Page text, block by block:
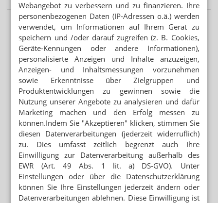
Webangebot zu verbessern und zu finanzieren. Ihre
personenbezogenen Daten (IP-Adressen o.ä.) werden
verwendet, um Informationen auf Ihrem Gerät zu
speichern und /oder darauf zugreifen (z. B. Cookies,
Geräte-Kennungen oder andere Informationen),
personalisierte Anzeigen und Inhalte anzuzeigen,
Anzeigen- und Inhaltsmessungen vorzunehmen
sowie Erkenntnisse über Zielgruppen und
Produktentwicklungen zu gewinnen sowie die
Nutzung unserer Angebote zu analysieren und dafür
Marketing machen und den Erfolg messen zu
können.Indem Sie "Akzeptieren" klicken, stimmen Sie
diesen Datenverarbeitungen (jederzeit widerruflich)
zu. Dies umfasst zeitlich begrenzt auch Ihre
Einwilligung zur Datenverarbeitung außerhalb des
EWR (Art. 49 Abs. 1 lit. a) DS-GVO). Unter
Einstellungen oder über die Datenschutzerklärung
können Sie Ihre Einstellungen jederzeit ändern oder
Datenverarbeitungen ablehnen. Diese Einwilligung ist